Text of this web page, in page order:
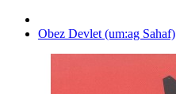
Obez Devlet (um:ag Sahaf)